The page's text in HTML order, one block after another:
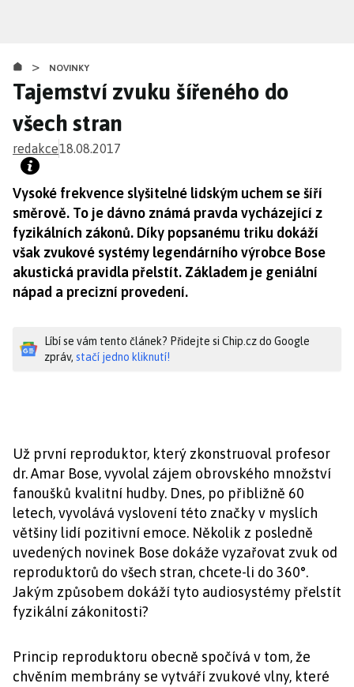
obsahu
> NOVINKY
Tajemství zvuku šířeného do
všech stran
redakce18.08.2017
Vysoké frekvence slyšitelné lidským uchem se šíří
směrově. To je dávno známá pravda vycházející z
fyzikálních zákonů. Díky popsanému triku dokáží
však zvukové systémy legendárního výrobce Bose
akustická pravidla přelstít. Základem je geniální
nápad a precizní provedení.
Líbí se vám tento článek? Přidejte si Chip.cz do Google
zpráv, stačí jedno kliknutí!
Už první reproduktor, který zkonstruoval profesor
dr. Amar Bose, vyvolal zájem obrovského množství
fanoušků kvalitní hudby. Dnes, po přibližně 60
letech, vyvolává vyslovení této značky v myslích
většiny lidí pozitivní emoce. Několik z posledně
uvedených novinek Bose dokáže vyzařovat zvuk od
reproduktorů do všech stran, chcete-li do 360°.
Jakým způsobem dokáží tyto audiosystémy přelstít
fyzikální zákonitosti?
Princip reproduktoru obecně spočívá v tom, že
chvěním membrány se vytváří zvukové vlny, které